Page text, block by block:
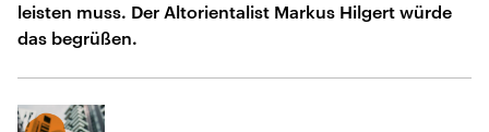
leisten muss. Der Altorientalist Markus Hilgert würde
das begrüßen.